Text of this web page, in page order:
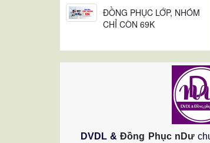
ĐỒNG PHỤC LỚP, NHÓM
CHỈ CÒN 69K
DVDL &Đồng Phục nDư